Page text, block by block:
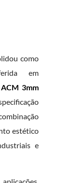
como
em
3mm
estético
e